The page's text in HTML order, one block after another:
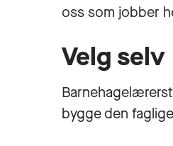
oss som jobber
Velg selv
bygge den